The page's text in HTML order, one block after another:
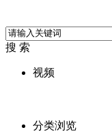
搜 索
视频
分类浏览